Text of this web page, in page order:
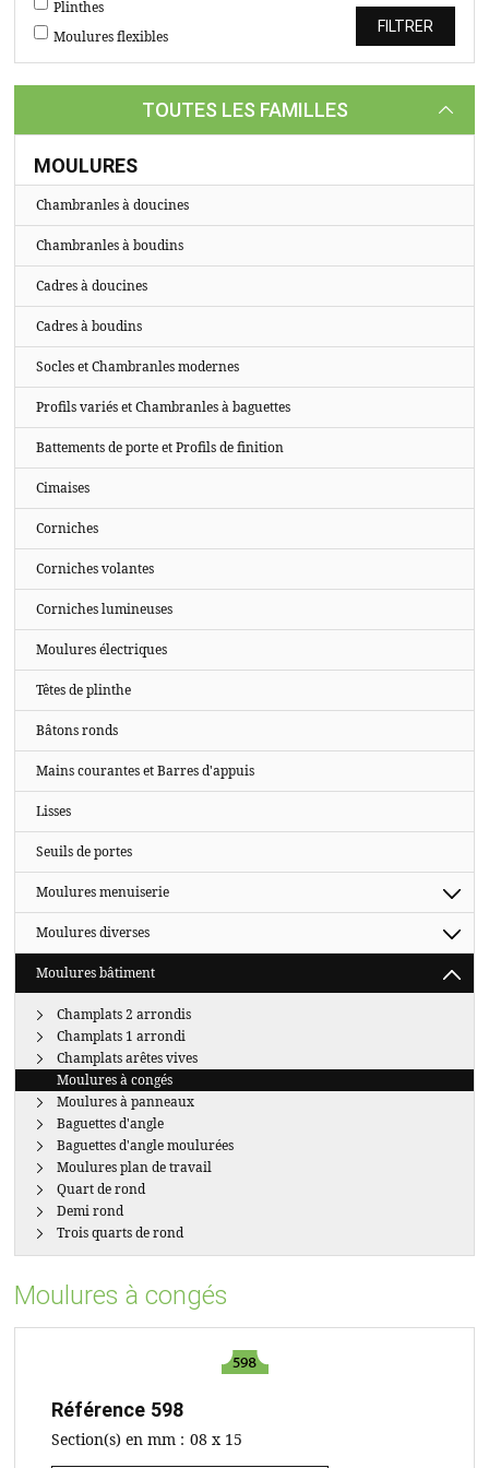
MESURE
PROPOS
Plinthes
Moulures flexibles
TOUTES LES FAMILLES
MOULURES
Chambranles à doucines
Chambranles à boudins
Cadres à doucines
Cadres à boudins
Socles et Chambranles modernes
Profils variés et Chambranles à baguettes
Battements de porte et Profils de finition
Cimaises
Corniches
Corniches volantes
Corniches lumineuses
Moulures électriques
Têtes de plinthe
Bâtons ronds
Mains courantes et Barres d'appuis
Lisses
Seuils de portes
Moulures menuiserie
Moulures diverses
Moulures bâtiment
Champlats 2 arrondis
Champlats 1 arrondi
Champlats arêtes vives
Moulures à congés
Moulures à panneaux
Baguettes d'angle
Baguettes d'angle moulurées
Moulures plan de travail
Quart de rond
Demi rond
Trois quarts de rond
Moulures à congés
Référence 598
Section(s) en mm : 08 x 15